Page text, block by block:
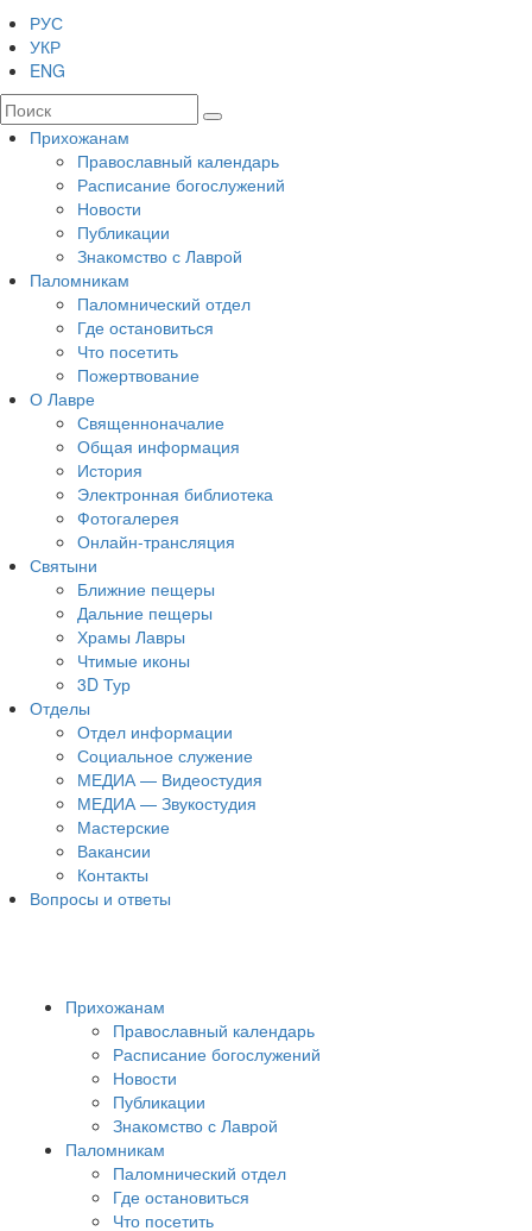
РУС
УКР
ENG
Прихожанам
Православный календарь
Расписание богослужений
Новости
Публикации
Знакомство с Лаврой
Паломникам
Паломнический отдел
Где остановиться
Что посетить
Пожертвование
О Лавре
Священноначалие
Общая информация
История
Электронная библиотека
Фотогалерея
Онлайн-трансляция
Святыни
Ближние пещеры
Дальние пещеры
Храмы Лавры
Чтимые иконы
3D Тур
Отделы
Отдел информации
Социальное служение
МЕДИА — Видеостудия
МЕДИА — Звукостудия
Мастерские
Вакансии
Контакты
Вопросы и ответы
Прихожанам
Православный календарь
Расписание богослужений
Новости
Публикации
Знакомство с Лаврой
Паломникам
Паломнический отдел
Где остановиться
Что посетить